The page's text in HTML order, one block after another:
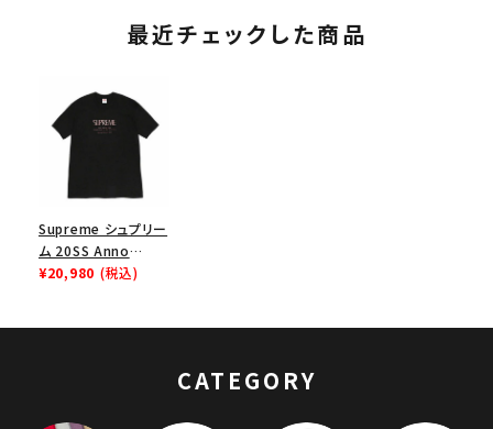
最近チェックした商品
Supreme シュプリー
ム 20SS Anno
domini Tee アンノ
¥20,980 (税込)
CATEGORY